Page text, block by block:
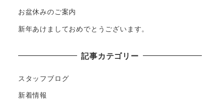
お盆休みのご案内
新年あけましておめでとうございます。
記事カテゴリー
スタッフブログ
新着情報